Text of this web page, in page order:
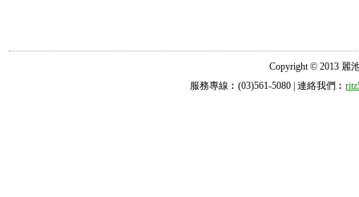
Copyright © 2013 麗
服務專線︰(03)561-5080 | 連絡我們︰